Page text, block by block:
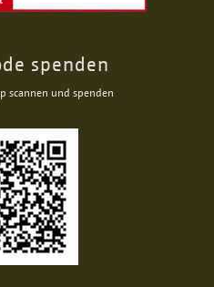
spenden
scannen und spenden